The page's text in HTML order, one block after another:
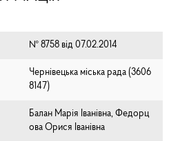
№ 8758 від 07.02.2014
Чернівецька міська рада (⁨3606
8147⁩)
Балан Марія Іванівна, Федорц
ова Орися Іванівна